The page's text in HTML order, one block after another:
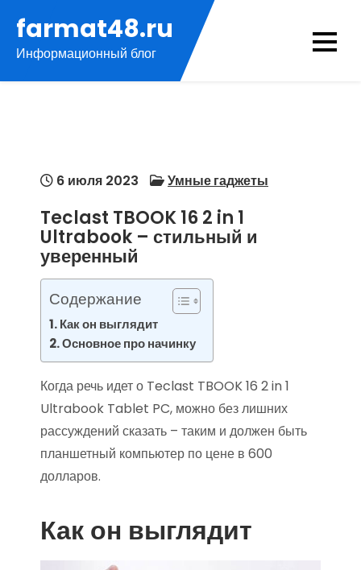
содержимому
farmat48.ru
Информационный блог
6 июля 2023 Умные гаджеты
Teclast TBOOK 16 2 in 1
Ultrabook – стильный и
уверенный
Содержание
Как он выглядит
Основное про начинку
Когда речь идет о Teclast TBOOK 16 2 in 1
Ultrabook Tablet PC, можно без лишних
рассуждений сказать – таким и должен быть
планшетный компьютер по цене в 600
долларов.
Как он выглядит